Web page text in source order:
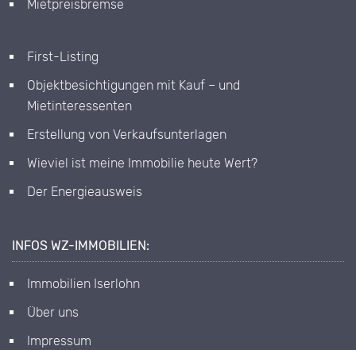
Mietpreisbremse
First-Listing
Objektbesichtigungen mit Kauf – und
Mietinteressenten
Erstellung von Verkaufsunterlagen
Wieviel ist meine Immobilie heute Wert?
Der Energieausweis
INFOS WZ-IMMOBILIEN:
Immobilien Iserlohn
Über uns
Impressum